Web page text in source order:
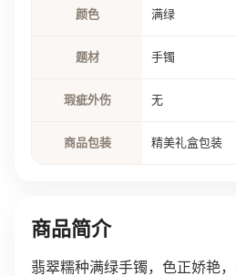
颜色 满绿
题材 手镯
瑕疵外伤 无
商品包装 精美礼盒包装
商品简介
翡翠糯种满绿手镯，色正娇艳